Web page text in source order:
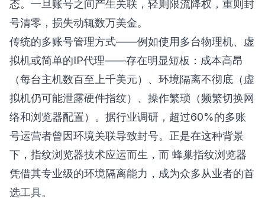
态。一旦账号之间产生关联，轻则限流降权，重则封
号清零，损失动辄数万美金。
传统的多账号管理方式——例如使用多台物理机、虚
拟机或简单的IP代理——存在明显短板：成本高昂
（每台主机数百至上千美元）、环境隔离不彻底（虚
拟机仍可能泄露硬件指纹）、操作繁琐（频繁切换网
络和浏览器配置）。据行业调研，超过60%的多账
号运营者曾因环境关联导致封号。正是在这种背景
下，指纹浏览器技术应运而生，而 蜂巢指纹浏览器
凭借其专业级的环境隔离能力，成为众多从业者的首
选工具。